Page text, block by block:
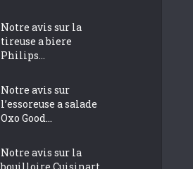
Notre avis sur la
tireuse a biere
Philips...
Notre avis sur
l’essoreuse a salade
Oxo Good...
Notre avis sur la